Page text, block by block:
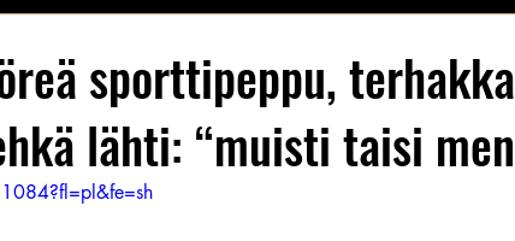
Jan I. Somela e-Babe Mallit Penkkiurheilu Annie
sporttipeppu,
lähti: “muisti taisi